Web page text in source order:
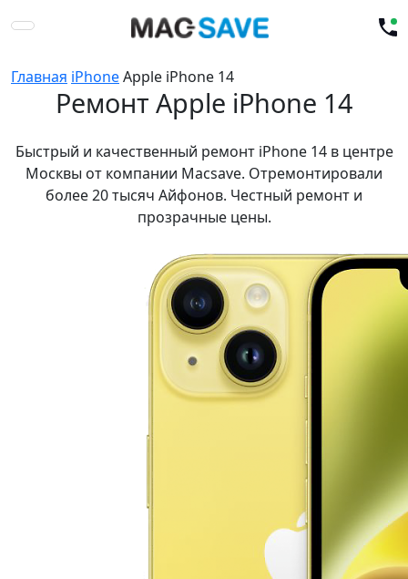
Главная iPhoneApple iPhone 14
Ремонт Apple iPhone 14
Быстрый и качественный ремонт iPhone 14 в центре
Москвы от компании Macsave. Отремонтировали
более 20 тысяч Айфонов. Честный ремонт и
прозрачные цены.